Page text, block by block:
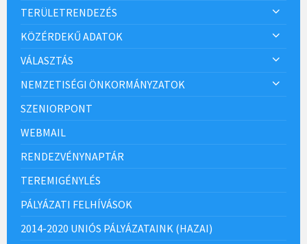
TERÜLETRENDEZÉS
KÖZÉRDEKŰ ADATOK
VÁLASZTÁS
NEMZETISÉGI ÖNKORMÁNYZATOK
SZENIORPONT
WEBMAIL
RENDEZVÉNYNAPTÁR
TEREMIGÉNYLÉS
PÁLYÁZATI FELHÍVÁSOK
2014-2020 UNIÓS PÁLYÁZATAINK (HAZAI)